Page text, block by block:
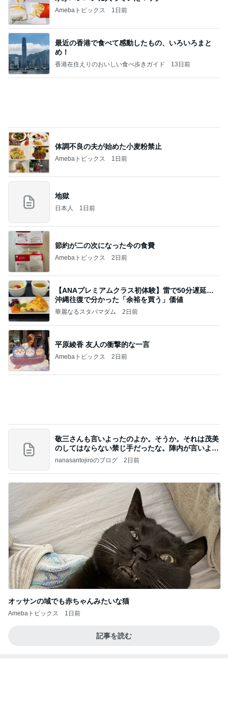
Amebaトピックス 1日前
最近の香港で食べて感動したもの、いろいろまと
め！
香港在住えりのおいしい食べ歩きガイド 13日前
体調不良の夫が始めた小麦粉禁止
Amebaトピックス 1日前
地獄
日本人 1日前
節約が二の次になった今の食費
Amebaトピックス 2日前
【ANAプレミアムクラス初体験】雷で50分遅延…
沖縄往復で分かった「余裕を買う」価値
華麗なるスタバマダム 2日前
平原綾香 友人の衝撃的な一言
Amebaトピックス 2日前
敬三さんも言いよったのよか。そうか。それは茂美
のしてはならない禁じ手だったな。陣内が言いよる
のよ
nanasantojiroのブログ 2日前
オッサンの域でも赤ちゃんみたいな猫
Amebaトピックス 1日前
記事を読む